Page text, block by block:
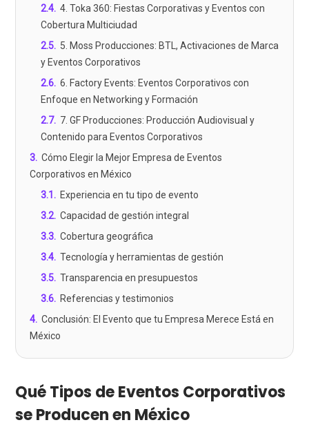
2.4. 4. Toka 360: Fiestas Corporativas y Eventos con
Cobertura Multiciudad
2.5. 5. Moss Producciones: BTL, Activaciones de Marca
y Eventos Corporativos
2.6. 6. Factory Events: Eventos Corporativos con
Enfoque en Networking y Formación
2.7. 7. GF Producciones: Producción Audiovisual y
Contenido para Eventos Corporativos
3. Cómo Elegir la Mejor Empresa de Eventos
Corporativos en México
3.1 . Experiencia en tu tipo de evento
3.2. Capacidad de gestión integral
3.3. Cobertura geográfica
3.4. Tecnología y herramientas de gestión
3.5. Transparencia en presupuestos
3.6. Referencias y testimonios
4. Conclusión: El Evento que tu Empresa Merece Está en
México
Qué Tipos de Eventos Corporativos
se Producen en México